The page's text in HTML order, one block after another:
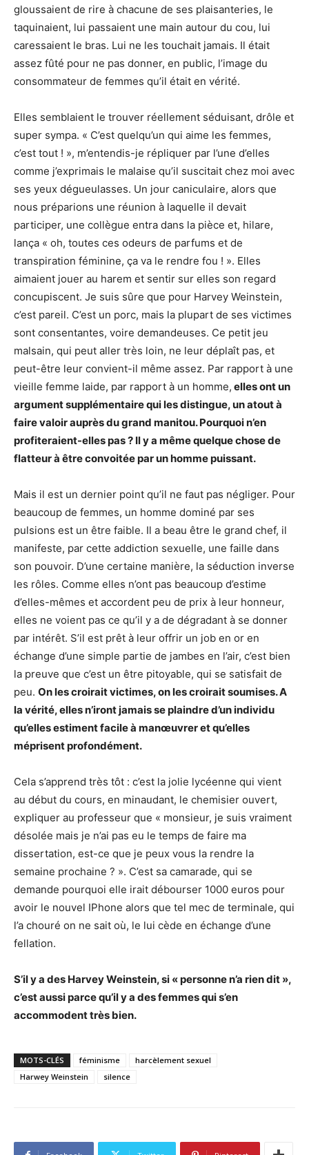
gloussaient de rire à chacune de ses plaisanteries, le
taquinaient, lui passaient une main autour du cou, lui
caressaient le bras. Lui ne les touchait jamais. Il était
assez fûté pour ne pas donner, en public, l’image du
consommateur de femmes qu’il était en vérité.
Elles semblaient le trouver réellement séduisant, drôle et
super sympa. « C’est quelqu’un qui aime les femmes,
c’est tout ! », m’entendis-je répliquer par l’une d’elles
comme j’exprimais le malaise qu’il suscitait chez moi avec
ses yeux dégueulasses. Un jour caniculaire, alors que
nous préparions une réunion à laquelle il devait
participer, une collègue entra dans la pièce et, hilare,
lança « oh, toutes ces odeurs de parfums et de
transpiration féminine, ça va le rendre fou ! ». Elles
aimaient jouer au harem et sentir sur elles son regard
concupiscent. Je suis sûre que pour Harvey Weinstein,
c’est pareil. C’est un porc, mais la plupart de ses victimes
sont consentantes, voire demandeuses. Ce petit jeu
malsain, qui peut aller très loin, ne leur déplaît pas, et
peut-être leur convient-il même assez. Par rapport à une
vieille femme laide, par rapport à un homme, elles ont un
argument supplémentaire qui les distingue, un atout à
faire valoir auprès du grand manitou. Pourquoi n’en
profiteraient-elles pas ? Il y a même quelque chose de
flatteur à être convoitée par un homme puissant.
Mais il est un dernier point qu’il ne faut pas négliger. Pour
beaucoup de femmes, un homme dominé par ses
pulsions est un être faible. Il a beau être le grand chef, il
manifeste, par cette addiction sexuelle, une faille dans
son pouvoir. D’une certaine manière, la séduction inverse
les rôles. Comme elles n’ont pas beaucoup d’estime
d’elles-mêmes et accordent peu de prix à leur honneur,
elles ne voient pas ce qu’il y a de dégradant à se donner
par intérêt. S’il est prêt à leur offrir un job en or en
échange d’une simple partie de jambes en l’air, c’est bien
la preuve que c’est un être pitoyable, qui se satisfait de
peu. On les croirait victimes, on les croirait soumises. A
la vérité, elles n’iront jamais se plaindre d’un individu
qu’elles estiment facile à manœuvrer et qu’elles
méprisent profondément.
Cela s’apprend très tôt : c’est la jolie lycéenne qui vient
au début du cours, en minaudant, le chemisier ouvert,
expliquer au professeur que « monsieur, je suis vraiment
désolée mais je n’ai pas eu le temps de faire ma
dissertation, est-ce que je peux vous la rendre la
semaine prochaine ? ». C’est sa camarade, qui se
demande pourquoi elle irait débourser 1000 euros pour
avoir le nouvel IPhone alors que tel mec de terminale, qui
l’a chouré on ne sait où, le lui cède en échange d’une
fellation.
S’il y a des Harvey Weinstein, si « personne n’a rien dit »,
c’est aussi parce qu’il y a des femmes qui s’en
accommodent très bien.
MOTS-CLÉS féminisme
harcèlement sexuel
Harwey Weinstein
silence